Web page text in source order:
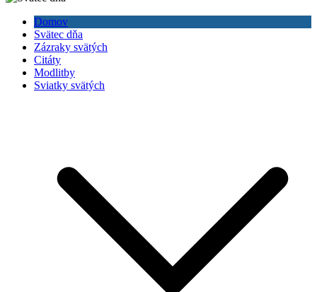
Domov
Svätec dňa
Zázraky svätých
Citáty
Modlitby
Sviatky svätých